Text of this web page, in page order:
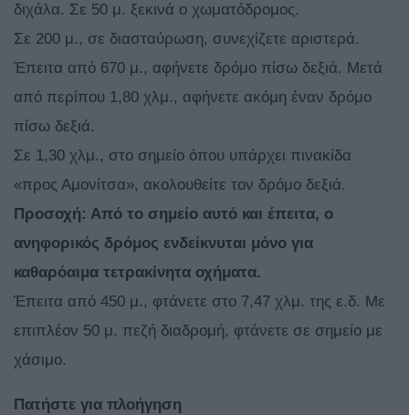
διχάλα. Σε 50 μ. ξεκινά ο χωματόδρομος.
Σε 200 μ., σε διασταύρωση, συνεχίζετε αριστερά.
Έπειτα από 670 μ., αφήνετε δρόμο πίσω δεξιά. Μετά
από περίπου 1,80 χλμ., αφήνετε ακόμη έναν δρόμο
πίσω δεξιά.
Σε 1,30 χλμ., στο σημείο όπου υπάρχει πινακίδα
«προς Αμονίτσα», ακολουθείτε τον δρόμο δεξιά.
Προσοχή: Από το σημείο αυτό και έπειτα, ο
ανηφορικός δρόμος ενδείκνυται μόνο για
καθαρόαιμα τετρακίνητα οχήματα.
Έπειτα από 450 μ., φτάνετε στο 7,47 χλμ. της ε.δ. Με
επιπλέον 50 μ. πεζή διαδρομή, φτάνετε σε σημείο με
χάσιμο.
Πατήστε για πλοήγηση